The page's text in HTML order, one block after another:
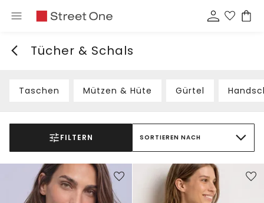
Tücher & Schals
Taschen Mützen & Hüte Gürtel
FILTERN SORTIEREN NACH